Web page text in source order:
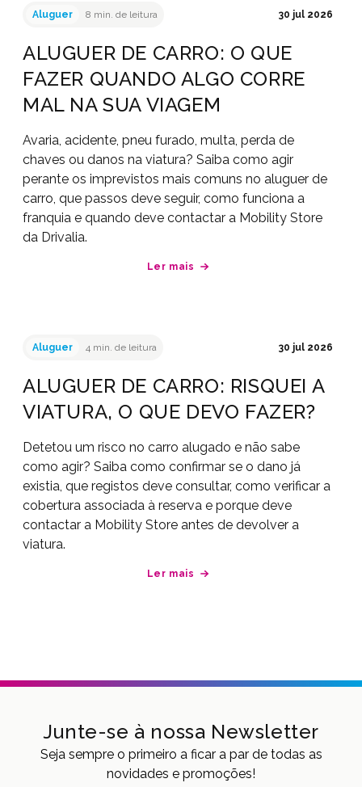
Aluguer 8 min. de leitura 30 jul 2026
ALUGUER DE CARRO: O QUE
FAZER QUANDO ALGO CORRE
MAL NA SUA VIAGEM
Avaria, acidente, pneu furado, multa, perda de
chaves ou danos na viatura? Saiba como agir
perante os imprevistos mais comuns no aluguer de
carro, que passos deve seguir, como funciona a
franquia e quando deve contactar a Mobility Store
da Drivalia.
Ler mais
Aluguer 4 min. de leitura 30 jul 2026
ALUGUER DE CARRO: RISQUEI A
VIATURA, O QUE DEVO FAZER?
Detetou um risco no carro alugado e não sabe
como agir? Saiba como confirmar se o dano já
existia, que registos deve consultar, como verificar a
cobertura associada à reserva e porque deve
contactar a Mobility Store antes de devolver a
viatura.
Ler mais
Junte-se à nossa Newsletter
Seja sempre o primeiro a ficar a par de todas as
novidades e promoções!